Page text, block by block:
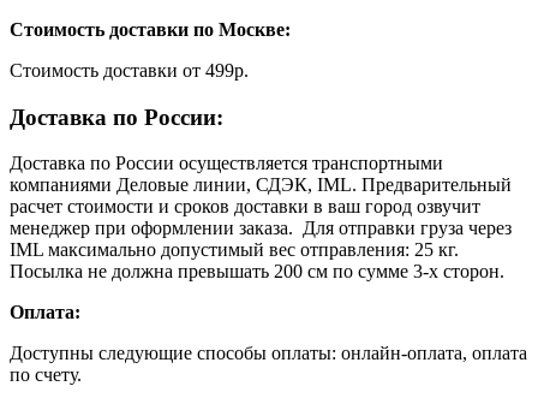
Стоимость доставки по Москве:
Cтоимость доставки от 499р.
Доставка по России:
Доставка по России осуществляется транспортными
компаниями Деловые линии, СДЭК, IML. Предварительный
расчет стоимости и сроков доставки в ваш город озвучит
менеджер при оформлении заказа. Для отправки груза через
IML максимально допустимый вес отправления: 25 кг.
Посылка не должна превышать 200 см по сумме 3-х сторон.
Оплата:
Доступны следующие способы оплаты: онлайн-оплата, оплата
по счету.